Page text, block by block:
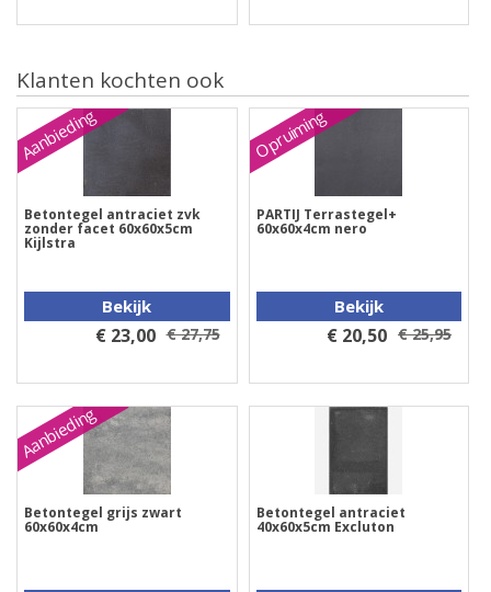
Klanten kochten ook
Aanbieding
Betontegel antraciet zvk
zonder facet 60x60x5cm
Kijlstra
Bekijk
€ 23,00 € 27,75
Opruiming
PARTIJ Terrastegel+
60x60x4cm nero
Bekijk
€ 20,50 € 25,95
Aanbieding
Betontegel grijs zwart
60x60x4cm
Betontegel antraciet
40x60x5cm Excluton